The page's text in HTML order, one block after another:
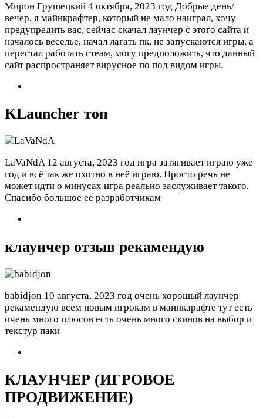
Мирон Грушецкий 4 октября, 2023 год Добрые день/
вечер, я майнкрафтер, который не мало наиграл, хочу
предупредить вас, сейчас скачал лаунчер с этого сайта и
началось веселье, начал лагать пк, не запускаются игры, а
перестал работать стеам, могу предположить, что данный
сайт распространяет вирусное по под видом игры.
KLauncher топ
LaVaNdA 12 августа, 2023 год игра затягивает играю уже
год и всё так же охотно в неё играю. Просто речь не
может идти о минусах игра реально заслуживает такого.
Спасибо большое её разработчикам
клаунчер отзыв рекамендую
babidjon 10 августа, 2023 год очень хорошый лаунчер
рекамендую всем новым игрокам в маинкарафте тут есть
очень много плюсов есть очень много скинов на выбор и
текстур паки
КЛАУНЧЕР (ИГРОВОЕ
ПРОДВИЖЕНИЕ)